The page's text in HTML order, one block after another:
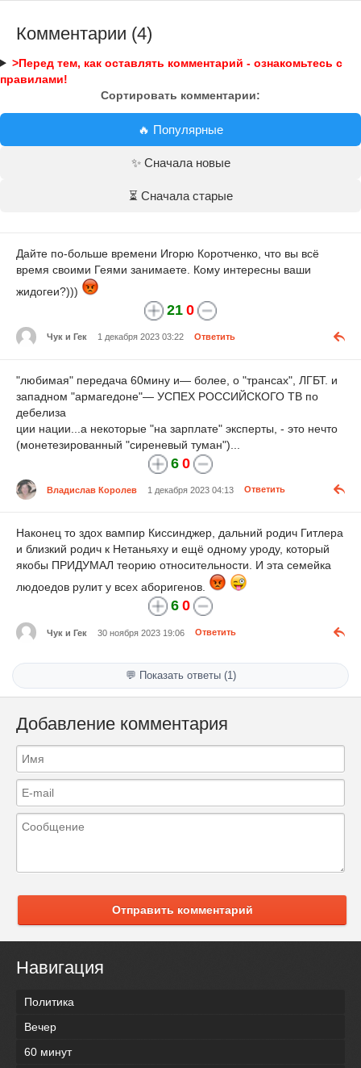
Комментарии (4)
>Перед тем, как оставлять комментарий - ознакомьтесь с
правилами!
Сортировать комментарии:
🔥 Популярные
✨ Сначала новые
⏳ Сначала старые
Дайте по-больше времени Игорю Коротченко, что вы всё
время своими Геями занимаете. Кому интересны ваши
жидогеи?)))
21 0
Чук и Гек 1 декабря 2023 03:22 Ответить
"любимая" передача 60мину и— более, о "трансах", ЛГБТ. и
западном "армагедоне"— УСПЕХ РОССИЙСКОГО ТВ по
дебелиза
ции нации...а некоторые "на зарплате" эксперты, - это нечто
(монетезированный "сиреневый туман")...
6 0
Владислав Королев 1 декабря 2023 04:13 Ответить
Наконец то здох вампир Киссинджер, дальний родич Гитлера
и близкий родич к Нетаньяху и ещё одному уроду, который
якобы ПРИДУМАЛ теорию относительности. И эта семейка
людоедов рулит у всех аборигенов.
6 0
Чук и Гек 30 ноября 2023 19:06 Ответить
💬 Показать ответы (1)
Добавление комментария
Отправить комментарий
Навигация
Политика
Вечер
60 минут